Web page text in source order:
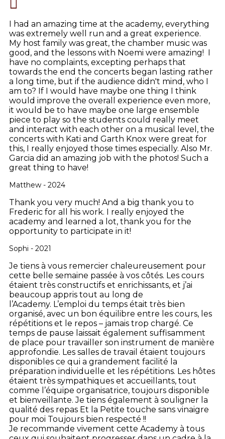
I had an amazing time at the academy, everything
was extremely well run and a great experience.
My host family was great, the chamber music was
good, and the lessons with Noemi were amazing! I
have no complaints, excepting perhaps that
towards the end the concerts began lasting rather
a long time, but if the audience didn't mind, who I
am to? If I would have maybe one thing I think
would improve the overall experience even more,
it would be to have maybe one large ensemble
piece to play so the students could really meet
and interact with each other on a musical level, the
concerts with Kati and Garth Knox were great for
this, I really enjoyed those times especially. Also Mr.
Garcia did an amazing job with the photos! Such a
great thing to have!
Matthew - 2024
Thank you very much! And a big thank you to
Frederic for all his work. I really enjoyed the
academy and learned a lot, thank you for the
opportunity to participate in it!
Sophi - 2021
Je tiens à vous remercier chaleureusement pour
cette belle semaine passée à vos côtés. Les cours
étaient très constructifs et enrichissants, et j’ai
beaucoup appris tout au long de
l’Academy. L’emploi du temps était très bien
organisé, avec un bon équilibre entre les cours, les
répétitions et le repos – jamais trop chargé. Ce
temps de pause laissait également suffisamment
de place pour travailler son instrument de manière
approfondie. Les salles de travail étaient toujours
disponibles ce qui a grandement facilité la
préparation individuelle et les répétitions. Les hôtes
étaient très sympathiques et accueillants, tout
comme l’équipe organisatrice, toujours disponible
et bienveillante.Je tiens également à souligner la
qualité des repas Et la Petite touche sans vinaigre
pour moi Toujours bien respecté !!
Je recommande vivement cette Academy à tous